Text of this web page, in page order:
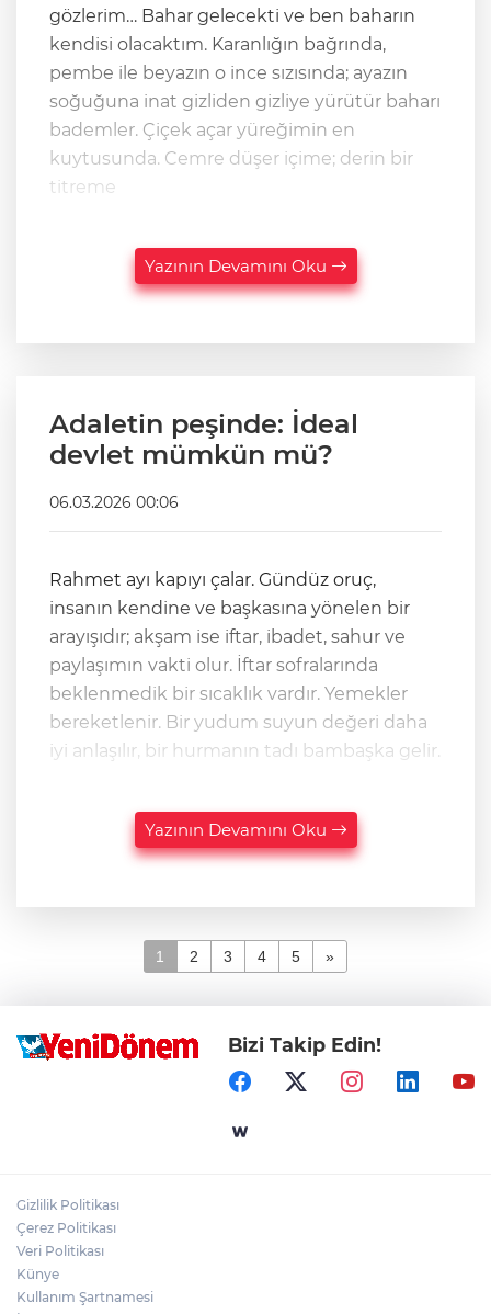
gözlerim… Bahar gelecekti ve ben baharın
kendisi olacaktım. Karanlığın bağrında,
pembe ile beyazın o ince sızısında; ayazın
soğuğuna inat gizliden gizliye yürütür baharı
bademler. Çiçek açar yüreğimin en
kuytusunda. Cemre düşer içime; derin bir
titreme
Yazının Devamını Oku
Adaletin peşinde: İdeal
devlet mümkün mü?
06.03.2026 00:06
Rahmet ayı kapıyı çalar. Gündüz oruç,
insanın kendine ve başkasına yönelen bir
arayışıdır; akşam ise iftar, ibadet, sahur ve
paylaşımın vakti olur. İftar sofralarında
beklenmedik bir sıcaklık vardır. Yemekler
bereketlenir. Bir yudum suyun değeri daha
iyi anlaşılır, bir hurmanın tadı bambaşka gelir.
Yazının Devamını Oku
1 2 3 4 5 »
Bizi Takip Edin!
Gizlilik Politikası
Çerez Politikası
Veri Politikası
Künye
Kullanım Şartnamesi